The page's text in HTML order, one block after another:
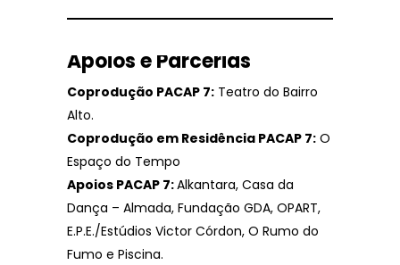
Apoios e Parcerias
Coprodução PACAP 7: Teatro do Bairro
Alto.
Coprodução em Residência PACAP 7: O
Espaço do Tempo
Apoios PACAP 7:Alkantara, Casa da
Dança – Almada, Fundação GDA, OPART,
E.P.E./Estúdios Victor Córdon, O Rumo do
Fumo e Piscina.